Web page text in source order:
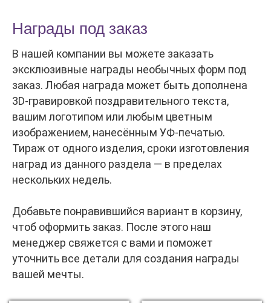
Награды под заказ
В нашей компании вы можете заказать
эксклюзивные награды необычных форм под
заказ. Любая награда может быть дополнена
3D-гравировкой поздравительного текста,
вашим логотипом или любым цветным
изображением, нанесённым УФ-печатью.
Тираж от одного изделия, сроки изготовления
наград из данного раздела — в пределах
нескольких недель.
Добавьте понравившийся вариант в корзину,
чтоб оформить заказ. После этого наш
менеджер свяжется с вами и поможет
уточнить все детали для создания награды
вашей мечты.